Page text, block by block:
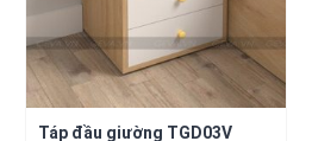
Táp đầu giường TGD03V